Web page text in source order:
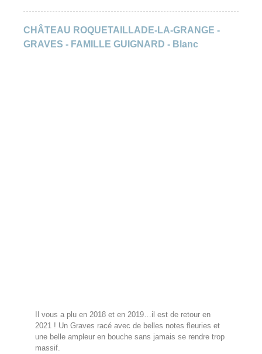
CHÂTEAU ROQUETAILLADE-LA-GRANGE -
GRAVES - FAMILLE GUIGNARD - Blanc
Il vous a plu en 2018 et en 2019…il est de retour en
2021 ! Un Graves racé avec de belles notes fleuries et
une belle ampleur en bouche sans jamais se rendre trop
massif.